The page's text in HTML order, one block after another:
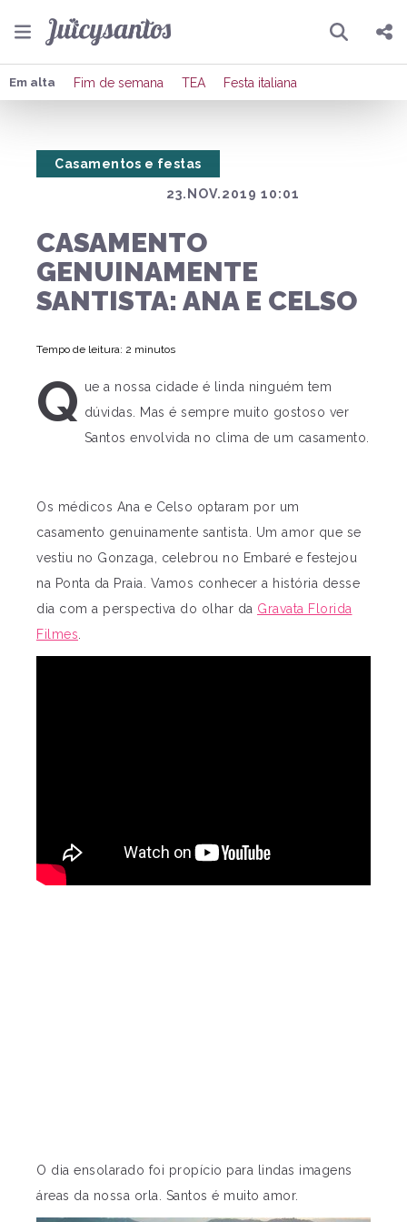
Pesquisar
Compartilhar
Em alta Fim de semana TEA Festa italiana
23.NOV.2019 10:01
Casamentos e festas
CASAMENTO
GENUINAMENTE
SANTISTA: ANA E CELSO
Tempo de leitura: 2 minutos
Q ue a nossa cidade é linda ninguém tem
dúvidas. Mas é sempre muito gostoso ver
Santos envolvida no clima de um casamento.
Os médicos Ana e Celso optaram por um
casamento genuinamente santista. Um amor que se
vestiu no Gonzaga, celebrou no Embaré e festejou
na Ponta da Praia. Vamos conhecer a história desse
dia com a perspectiva do olhar da Gravata Florida
Filmes
O dia ensolarado foi propício para lindas imagens
áreas da nossa orla. Santos é muito amor.